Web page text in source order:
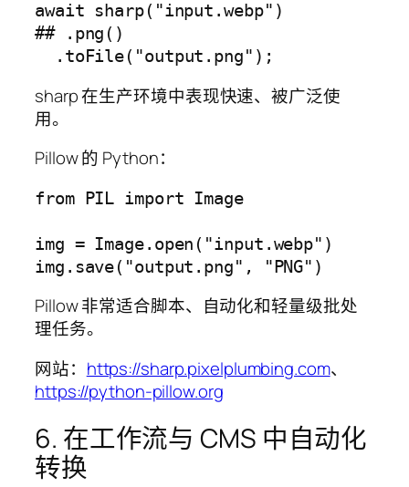
await sharp("input.webp")
## .png()
sharp 在生产环境中表现快速、被广泛使
用。
Pillow 的 Python：
from PIL import Image
img = Image.open("input.webp")
Pillow 非常适合脚本、自动化和轻量级批处
理任务。
网站： https://sharp.pixelplumbing.com、
https://python-pillow.org
6. 在工作流与 CMS 中自动化
转换